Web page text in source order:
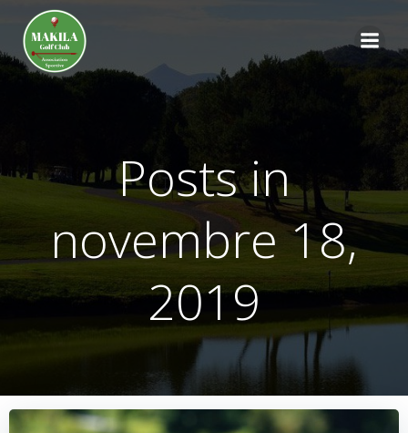
contenu
Posts in
novembre 18,
2019